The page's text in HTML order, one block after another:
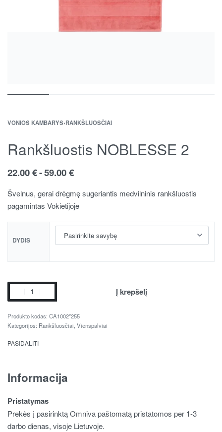
VONIOS KAMBARYS›RANKŠLUOSČIAI
Rankšluostis NOBLESSE 2
22.00€ 59.00€
Švelnus, gerai drėgmę sugeriantis medvilninis rankšluostis
pagamintas Vokietijoje
DYDIS
Į krepšelį
CA1002*255
Kategorijos: Rankšluosčiai Vienspalviai
PASIDALITI
Informacija
Pristatymas
Prekės į pasirinktą Omniva paštomatą pristatomos per 1-3
darbo dienas, visoje Lietuvoje.